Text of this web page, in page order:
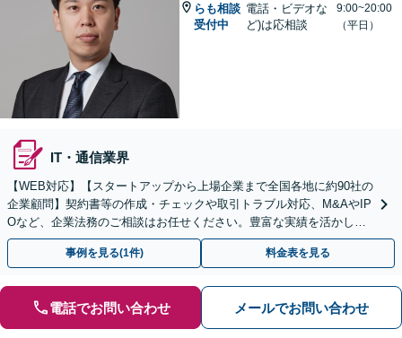
らも相談
受付中
電話・ビデオな
ど)は応相談
9:00~20:00
（平日）
IT・通信業界
【WEB対応】【スタートアップから上場企業まで全国各地に約90社の
企業顧問】契約書等の作成・チェックや取引トラブル対応、M&AやIP
Oなど、企業法務のご相談はお任せください。豊富な実績を活かし的
確に対応を進めてまいります。
事例を見る(1件) 料金表を見る
電話でお問い合わせ メールでお問い合わせ